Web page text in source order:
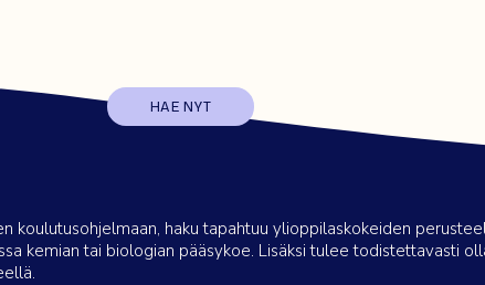
HAE NYT
koulutusohjelmaan, haku tapahtuu ylioppilaskokeiden
kemian tai biologian pääsykoe. Lisäksi tulee todistettavasti